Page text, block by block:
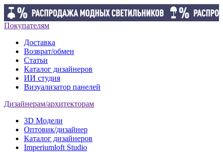
Покупателям
Доставка
Возврат/обмен
Статьи
Каталог дизайнеров
ИИ студия
Визуализатор панелей
Дизайнерам/архитекторам
3D Модели
Оптовик/дизайнер
Каталог дизайнеров
Imperiumloft Studio